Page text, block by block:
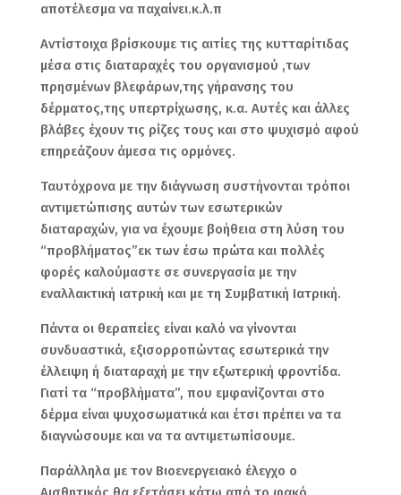
αποτέλεσμα να παχαίνει.κ.λ.π
Αντίστοιχα βρίσκουμε τις αιτίες της κυτταρίτιδας
μέσα στις διαταραχές του οργανισμού ,των
πρησμένων βλεφάρων,της γήρανσης του
δέρματος,της υπερτρίχωσης, κ.α. Αυτές και άλλες
βλάβες έχουν τις ρίζες τους και στο ψυχισμό αφού
επηρεάζουν άμεσα τις ορμόνες.
Ταυτόχρονα με την διάγνωση συστήνονται τρόποι
αντιμετώπισης αυτών των εσωτερικών
διαταραχών, για να έχουμε βοήθεια στη λύση του
“προβλήματος”εκ των έσω πρώτα και πολλές
φορές καλούμαστε σε συνεργασία με την
εναλλακτική ιατρική και με τη Συμβατική Ιατρική.
Πάντα οι θεραπείες είναι καλό να γίνονται
συνδυαστικά, εξισορροπώντας εσωτερικά την
έλλειψη ή διαταραχή με την εξωτερική φροντίδα.
Γιατί τα “προβλήματα”, που εμφανίζονται στο
δέρμα είναι ψυχοσωματικά και έτσι πρέπει να τα
διαγνώσουμε και να τα αντιμετωπίσουμε.
Παράλληλα με τον Βιοενεργειακό έλεγχο ο